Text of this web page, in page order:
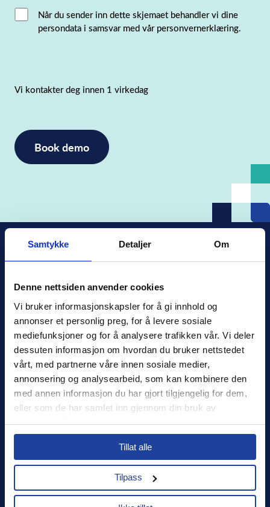
Samtykke Detaljer Om
Denne nettsiden anvender cookies
Vi bruker informasjonskapsler for å gi innhold og
annonser et personlig preg, for å levere sosiale
mediefunksjoner og for å analysere trafikken vår. Vi deler
dessuten informasjon om hvordan du bruker nettstedet
vårt, med partnerne våre innen sosiale medier,
annonsering og analysearbeid, som kan kombinere den
med annen informasjon du har gjort tilgjengelig for dem,
eller som de har samlet inn gjennom din bruk av
tjenestene deres.
Tillat alle
Tilpass
Select your country to see content relevant to
you and your business.
Select
Interacted
Når du sender inn dette skjemaet behandler vi dine
persondata i samsvar med vår personvernerklæring.
Vi kontakter deg innen 1 virkedag
Xledger Norge
Østensjøveien 32,0667,Oslo
Norge
salg@xledger.no
40002211
Logg inn
Support
Personvern